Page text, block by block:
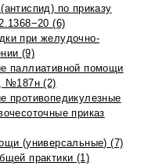
по приказу
(6)
при желудочно-
(9)
паллиативной помощи
№187н (2)
противопедикулезные
приказ
(универсальные) (7)
практики (1)